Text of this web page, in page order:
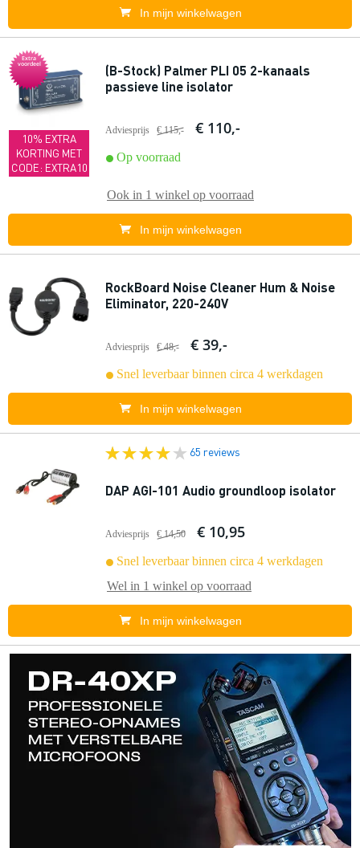
In mijn winkelwagen
Extra
voordeel
10% EXTRA
KORTING MET
CODE: EXTRA10
(B-Stock) Palmer PLI 05 2-kanaals
passieve line isolator
Adviesprijs € 115,- € 110,-
Op voorraad
Ook in 1 winkel op voorraad
In mijn winkelwagen
RockBoard Noise Cleaner Hum & Noise
Eliminator, 220-240V
Adviesprijs € 48,- € 39,-
Snel leverbaar binnen circa 4 werkdagen
In mijn winkelwagen
65 reviews
DAP AGI-101 Audio groundloop isolator
Adviesprijs € 14,50 € 10,95
Snel leverbaar binnen circa 4 werkdagen
Wel in 1 winkel op voorraad
In mijn winkelwagen